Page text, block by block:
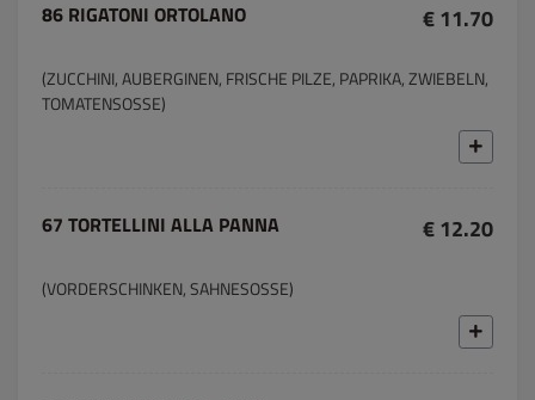
86 RIGATONI ORTOLANO € 11.70
(ZUCCHINI, AUBERGINEN, FRISCHE PILZE, PAPRIKA, ZWIEBELN,
TOMATENSOSSE)
67 TORTELLINI ALLA PANNA € 12.20
(VORDERSCHINKEN, SAHNESOSSE)